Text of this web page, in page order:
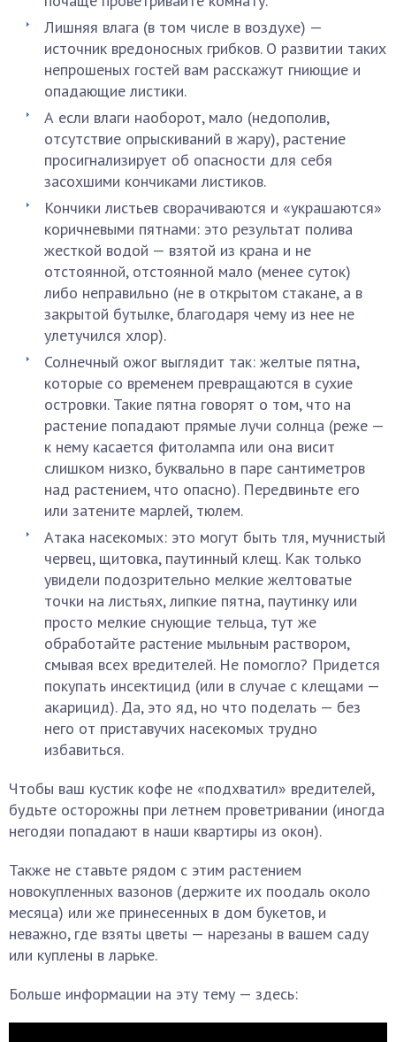
Лишняя влага (в том числе в воздухе) —
источник вредоносных грибков. О развитии таких
непрошеных гостей вам расскажут гниющие и
опадающие листики.
А если влаги наоборот, мало (недополив,
отсутствие опрыскиваний в жару), растение
просигнализирует об опасности для себя
засохшими кончиками листиков.
Кончики листьев сворачиваются и «украшаются»
коричневыми пятнами: это результат полива
жесткой водой — взятой из крана и не
отстоянной, отстоянной мало (менее суток)
либо неправильно (не в открытом стакане, а в
закрытой бутылке, благодаря чему из нее не
улетучился хлор).
Солнечный ожог выглядит так: желтые пятна,
которые со временем превращаются в сухие
островки. Такие пятна говорят о том, что на
растение попадают прямые лучи солнца (реже —
к нему касается фитолампа или она висит
слишком низко, буквально в паре сантиметров
над растением, что опасно). Передвиньте его
или затените марлей, тюлем.
Атака насекомых: это могут быть тля, мучнистый
червец, щитовка, паутинный клещ. Как только
увидели подозрительно мелкие желтоватые
точки на листьях, липкие пятна, паутинку или
просто мелкие снующие тельца, тут же
обработайте растение мыльным раствором,
смывая всех вредителей. Не помогло? Придется
покупать инсектицид (или в случае с клещами —
акарицид). Да, это яд, но что поделать — без
него от приставучих насекомых трудно
избавиться.
Чтобы ваш кустик кофе не «подхватил» вредителей,
будьте осторожны при летнем проветривании (иногда
негодяи попадают в наши квартиры из окон).
Также не ставьте рядом с этим растением
новокупленных вазонов (держите их поодаль около
месяца) или же принесенных в дом букетов, и
неважно, где взяты цветы — нарезаны в вашем саду
или куплены в ларьке.
Больше информации на эту тему — здесь: